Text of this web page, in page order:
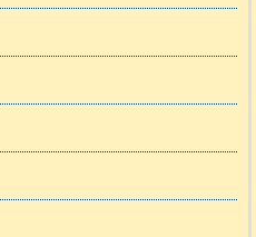
進
会
わ
ゃ
っ